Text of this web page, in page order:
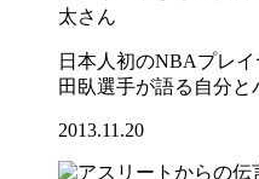
太さん
日本人初のNBAプレ
田臥選手が語る自分
2013.11.20